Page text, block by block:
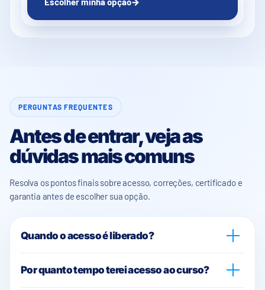
PERGUNTAS FREQUENTES
Antes de entrar, veja as
dúvidas mais comuns
Resolva os pontos finais sobre acesso, correções, certificado e
garantia antes de escolher sua opção.
Quando o acesso é liberado?
liberado automaticamente na área do aluno.
Por quanto tempo terei acesso ao curso?